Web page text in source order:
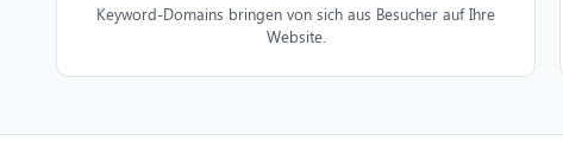
Keyword-Domains bringen von sich aus Besucher auf Ihre
Website.